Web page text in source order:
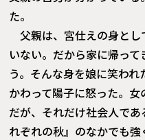
た。
父親は、宮仕えの身と
いない。だから家に帰っ
う。そんな身を娘に笑わ
かわって陽子に怒った。
だが、それだけ社会人で
れぞれの秋』のなかでも強